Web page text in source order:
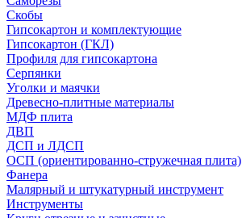
Скобы
Гипсокартон и комплектующие
Гипсокартон (ГКЛ)
Профиля для гипсокартона
Серпянки
Уголки и маячки
Древесно-плитные материалы
МДФ плита
ДВП
ДСП и ЛДСП
ОСП (ориентированно-стружечная плита)
Фанера
Малярный и штукатурный инструмент
Инструменты